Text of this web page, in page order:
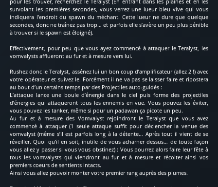
survolant les premières secondes, vous verrez une lueur bleu vive qui vous
indiquera l’endroit du spawn du méchant. Cette lueur ne dure que quelque
secondes, donc ne traînez pas trop… et parfois elle s’avère un peu plus pénible
à trouver si le spawn est éloigné).
Effectivement, pour peu que vous ayez commencé à attaquer le Teralyst, les
vomvalysts afflueront au fur et à mesure vers lui.
Rushez donc le Teralyst, assénez lui un bon coup d’amplificateur (allez 2 !) avec
votre opérateur et suivez le. Forcément il ne va pas se laisser faire et ripostera
au bout d’un certains temps par des Projectiles auto-guidés :
L’attaque lance une boule d’énergie dans le ciel puis forme des projectiles
d’énergies qui attaqueront tous les ennemis en vue. Vous pouvez les éviter,
vous pouvez les tanker, même si pour un padawan ça picote un peu.
Au fur et à mesure des Vomvalyst rejoindront le Teralyst que vous avez
commencé à attaquer (1 seule attaque suffit pour déclencher la venue des
vomvalyst (même s’il est parfois long à la détente… Après tout il vient de se
réveiller. Quoi qu’il en soit, inutile de vous acharner dessus… de toute façon
vous allez y passer si vous vous obstinez) : Vous pourrez alors faire leur fête à
tous les vomvalysts qui viendront au fur et à mesure et récolter ainsi vos
premiers coeurs de sentients intacts.
Ainsi vous allez pouvoir monter votre premier rang auprès des plumes.